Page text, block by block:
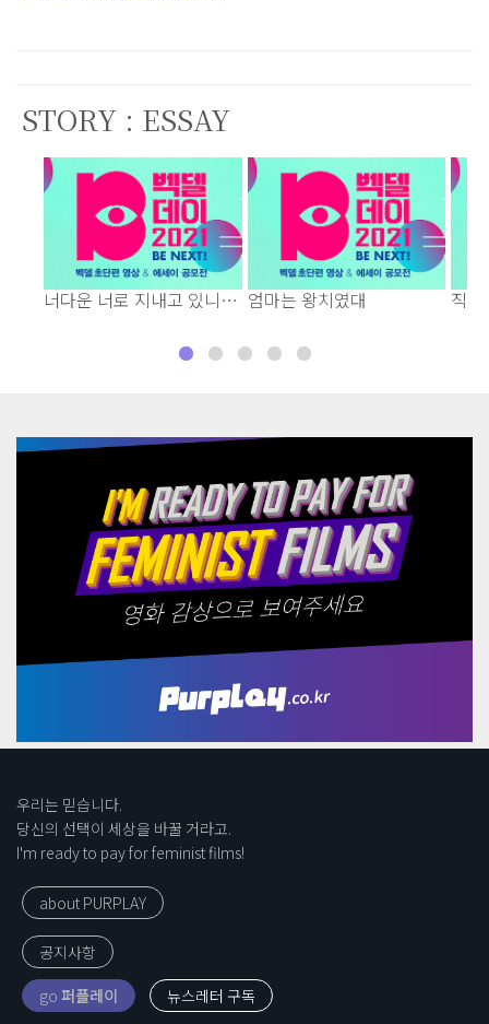
STORY : ESSAY
너다운 너로 지내고 있니―
친애하는 Y에게
엄마는 왕치였대 직
사위
우리는 믿습니다.
당신의 선택이 세상을 바꿀 거라고.
I'm ready to pay for feminist films!
about PURPLAY
공지사항
go 퍼플레이